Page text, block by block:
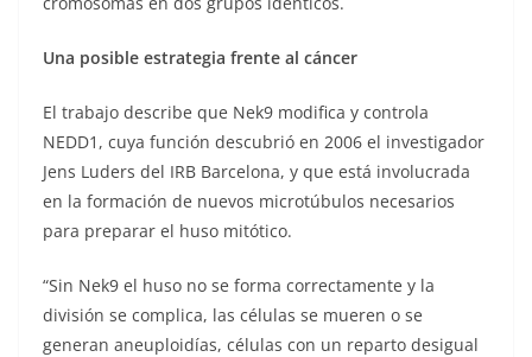
Una posible estrategia frente al cáncer
El trabajo describe que Nek9 modifica y controla
NEDD1, cuya función descubrió en 2006 el investigador
Jens Luders del IRB Barcelona, y que está involucrada
en la formación de nuevos microtúbulos necesarios
para preparar el huso mitótico.
“Sin Nek9 el huso no se forma correctamente y la
división se complica, las células se mueren o se
generan aneuploidías, células con un reparto desigual